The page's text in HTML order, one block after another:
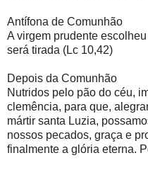
Antífona de Comunhão
A virgem prudente
será tirada (Lc 10,42)
Depois da Comunhão
Nutridos pelo pão do céu,
clemência, para que,
mártir santa Luzia,
nossos pecados, graça e
finalmente a glória eterna.